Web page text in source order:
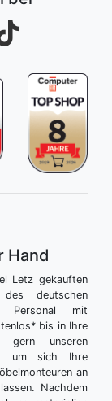
Hand
Letz gekauften
deutschen
Personal mit
bis in Ihre
gern unseren
um sich Ihre
an
Nachdem